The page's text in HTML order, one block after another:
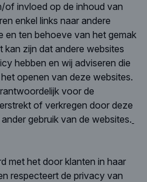
of invloed op de inhoud van
enkel links naar andere
en ten behoeve van het gemak
kan zijn dat andere websites
hebben en wij adviseren die
openen van deze websites.
voor de
of verkregen door deze
gebruik van de websites.
het door klanten in haar
respecteert de privacy van